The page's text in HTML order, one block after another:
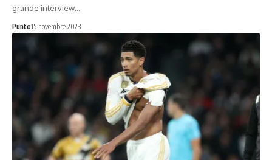
grande interview…
Punto15 novembre 2023